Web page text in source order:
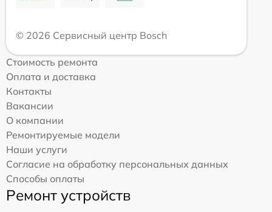
© 2026 Сервисный центр Bosch
Стоимость ремонта
Оплата и доставка
Контакты
Вакансии
О компании
Ремонтируемые модели
Наши услуги
Согласие на обработку персональных данных
Способы оплаты
Ремонт устройств